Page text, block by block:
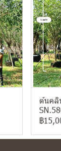
ต้นคลิ
฿